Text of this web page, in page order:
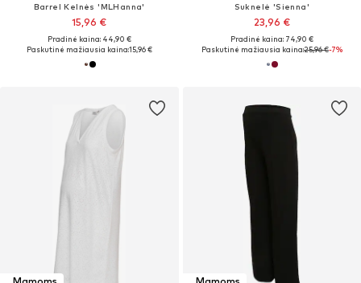
Barrel Kelnės 'MLHanna'
15,96 €
Pradinė kaina: 44,90 €
Paskutinė mažiausia kaina:15,96 €
Suknelė 'Sienna'
23,96 €
Pradinė kaina: 74,90 €
Paskutinė mažiausia kaina:25,96 €-7%